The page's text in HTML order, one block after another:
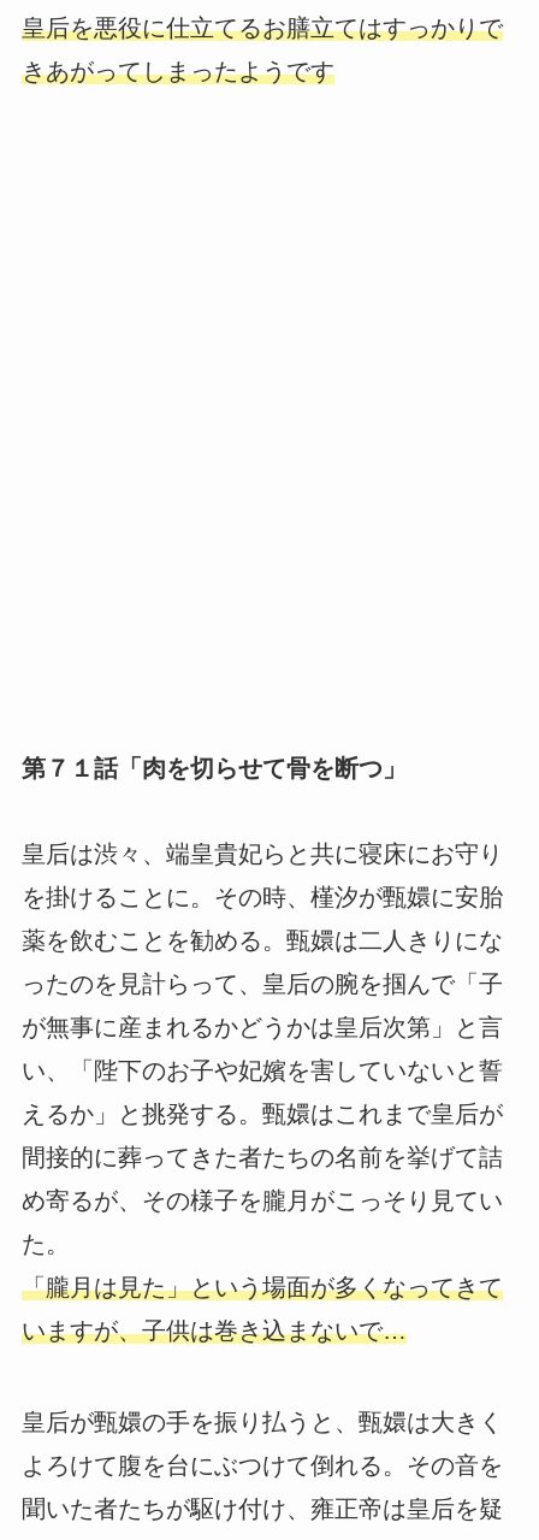
皇后を悪役に仕立てるお膳立てはすっかりで
きあがってしまったようです
第７１話「肉を切らせて骨を断つ」
皇后は渋々、端皇貴妃らと共に寝床にお守り
を掛けることに。その時、槿汐が甄嬛に安胎
薬を飲むことを勧める。甄嬛は二人きりにな
ったのを見計らって、皇后の腕を掴んで「子
が無事に産まれるかどうかは皇后次第」と言
い、「陛下のお子や妃嬪を害していないと誓
えるか」と挑発する。甄嬛はこれまで皇后が
間接的に葬ってきた者たちの名前を挙げて詰
め寄るが、その様子を朧月がこっそり見てい
た。
「朧月は見た」という場面が多くなってきて
いますが、子供は巻き込まないで…
皇后が甄嬛の手を振り払うと、甄嬛は大きく
よろけて腹を台にぶつけて倒れる。その音を
聞いた者たちが駆け付け、雍正帝は皇后を疑